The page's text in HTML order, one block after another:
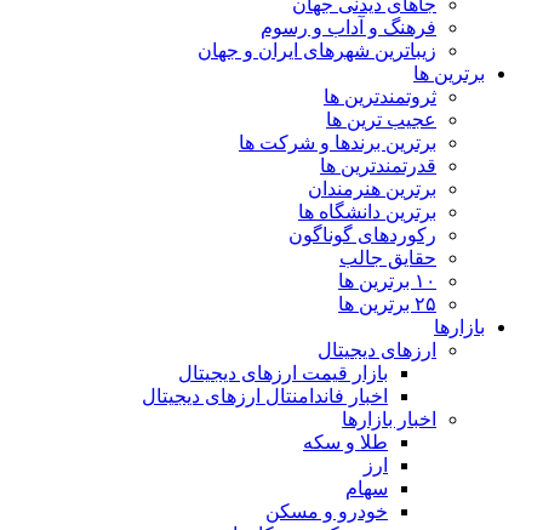
فرهنگ و آداب و رسوم
زیباترین شهرهای ایران و جهان
برترین ها
ثروتمندترین ها
عجیب ترین ها
برترین برندها و شرکت ها
قدرتمندترین ها
برترین هنرمندان
برترین دانشگاه ها
رکوردهای گوناگون
حقایق جالب
۱۰ برترین ها
۲۵ برترین ها
بازارها
ارزهای دیجیتال
بازار قیمت ارزهای دیجیتال
اخبار فاندامنتال ارزهای دیجیتال
اخبار بازارها
طلا و سکه
ارز
سهام
خودرو و مسکن